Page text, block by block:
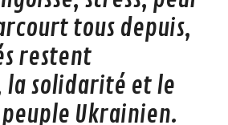
tous depuis,
restent
la solidarité et le
Ukrainien.